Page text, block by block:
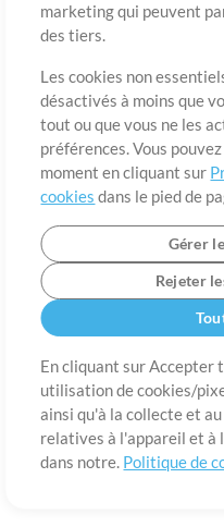
marketing qui peuvent
des tiers.
Les cookies non
désactivés à moins que
tout ou que vous ne les
préférences. Vous
moment en cliquant sur
cookies dans le pied de
Gérer
Rejeter
En cliquant sur Accepter
utilisation de cookies/
ainsi qu'à la collecte et
relatives à l'appareil et à
dans notre. Politique de
matière de
©2006-2026 par